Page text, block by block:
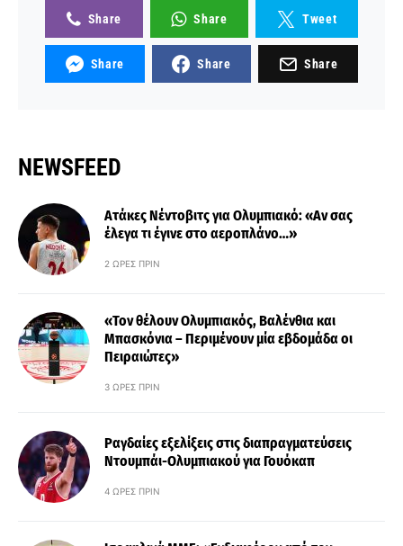
Share Share Tweet
Share Share Share
NEWSFEED
Ατάκες Νέντοβιτς για Ολυμπιακό: «Αν σας
έλεγα τι έγινε στο αεροπλάνο…»
2 ΏΡΕΣ ΠΡΙΝ
«Τον θέλουν Ολυμπιακός, Βαλένθια και
Μπασκόνια – Περιμένουν μία εβδομάδα οι
Πειραιώτες»
3 ΏΡΕΣ ΠΡΙΝ
Ραγδαίες εξελίξεις στις διαπραγματεύσεις
Ντουμπάι-Ολυμπιακού για Γουόκαπ
4 ΏΡΕΣ ΠΡΙΝ